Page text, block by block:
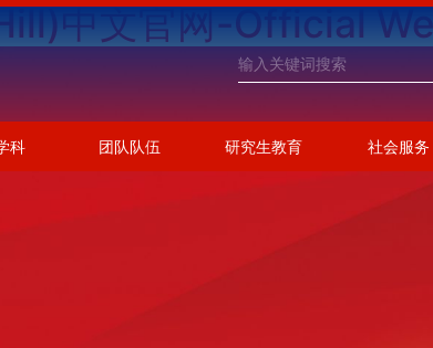
中文官网-Official
科 团队队伍 研究生教育 社会服务